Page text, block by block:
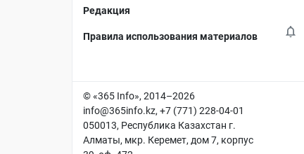
Редакция
Правила использования материалов
© «365 Info», 2014–2026
info@365info.kz, +7 (771) 228-04-01
050013, Республика Казахстан г.
Алматы, мкр. Керемет, дом 7, корпус